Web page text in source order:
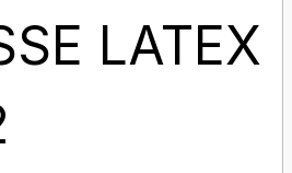
LATEX